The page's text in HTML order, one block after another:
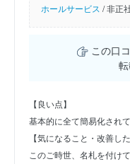
ホールサービス /非正
この口
【良い点】
基本的に全て簡易化され
【気になること・改善し
このご時世、名札を付け